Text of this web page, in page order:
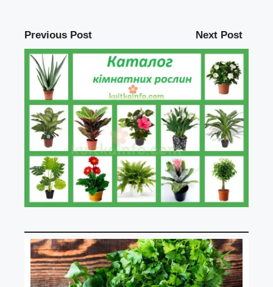
Previous Post Next Post